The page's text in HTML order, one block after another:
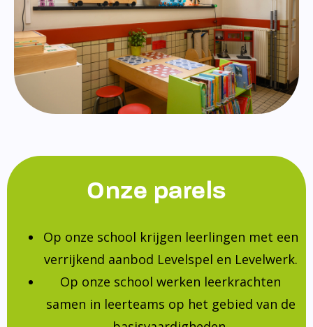
Onze parels
Op onze school krijgen leerlingen met een
verrijkend aanbod Levelspel en Levelwerk.
Op onze school werken leerkrachten
samen in leerteams op het gebied van de